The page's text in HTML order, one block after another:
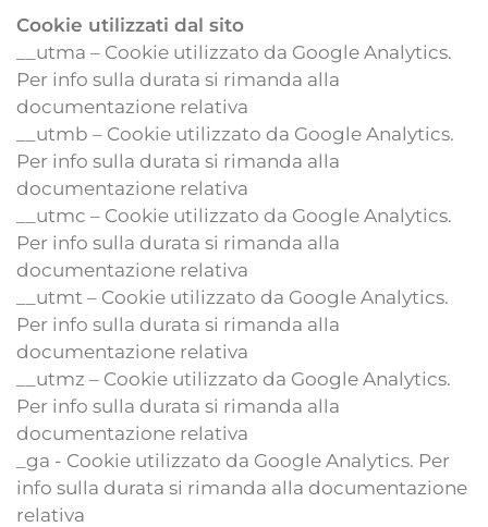
Cookie utilizzati dal sito
__utma – Cookie utilizzato da Google Analytics.
Per info sulla durata si rimanda alla
documentazione relativa
__utmb – Cookie utilizzato da Google Analytics.
Per info sulla durata si rimanda alla
documentazione relativa
__utmc – Cookie utilizzato da Google Analytics.
Per info sulla durata si rimanda alla
documentazione relativa
__utmt – Cookie utilizzato da Google Analytics.
Per info sulla durata si rimanda alla
documentazione relativa
__utmz – Cookie utilizzato da Google Analytics.
Per info sulla durata si rimanda alla
documentazione relativa
_ga - Cookie utilizzato da Google Analytics. Per
info sulla durata si rimanda alla documentazione
relativa